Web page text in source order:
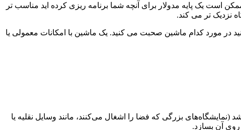
است یک پایه مدولار برای آنچه شما برنامه ریزی کرده اید مناسب تر
نزدیک تر می کند.
مورد کدام ماشین صحبت می کنید. یک ماشین با امکانات معمولی یا
بزرگی که فضا را اشغال می‌کنند، مانند وسایل نقلیه یا
آن بسازد.